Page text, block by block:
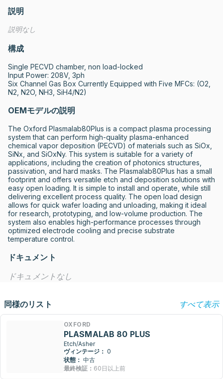
説明
説明なし
構成
Single PECVD chamber, non load-locked
Input Power: 208V, 3ph
Six Channel Gas Box Currently Equipped with Five MFCs: (O2,
N2, N2O, NH3, SiH4/N2)
OEMモデルの説明
The Oxford Plasmalab80Plus is a compact plasma processing
system that can perform high-quality plasma-enhanced
chemical vapor deposition (PECVD) of materials such as SiOx,
SiNx, and SiOxNy. This system is suitable for a variety of
applications, including the creation of photonics structures,
passivation, and hard masks. The Plasmalab80Plus has a small
footprint and offers versatile etch and deposition solutions with
easy open loading. It is simple to install and operate, while still
delivering excellent process quality. The open load design
allows for quick wafer loading and unloading, making it ideal
for research, prototyping, and low-volume production. The
system also enables high-performance processes through
optimized electrode cooling and precise substrate
temperature control.
ドキュメント
ドキュメントなし
同様のリスト すべて表示
OXFORD
PLASMALAB 80 PLUS
Etch/Asher
ヴィンテージ： 0
状態： 中古
最終検証： 60日以上前